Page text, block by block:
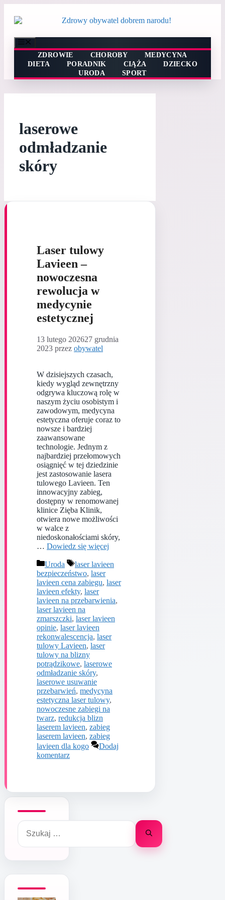
treści
ZDROWIE
CHOROBY
MEDYCYNA
DIETA
PORADNIK CIĄŻA
DZIECKO
URODA
SPORT
laserowe
odmładzanie
skóry
Laser tulowy
Lavieen –
nowoczesna
rewolucja w
medycynie
estetycznej
13 lutego 202627 grudnia
2023 przez obywatel
W dzisiejszych czasach,
kiedy wygląd zewnętrzny
odgrywa kluczową rolę w
naszym życiu osobistym i
zawodowym, medycyna
estetyczna oferuje coraz to
nowsze i bardziej
zaawansowane
technologie. Jednym z
najbardziej przełomowych
osiągnięć w tej dziedzinie
jest zastosowanie lasera
tulowego Lavieen. Ten
innowacyjny zabieg,
dostępny w renomowanej
klinice Zięba Klinik,
otwiera nowe możliwości
w walce z
niedoskonałościami skóry,
… Dowiedz się więcej
Kategorie
Uroda Tagi
laser lavieen
bezpieczeństwo, laser
lavieen cena zabiegu, laser
lavieen efekty, laser
lavieen na przebarwienia,
laser lavieen na
zmarszczki, laser lavieen
opinie, laser lavieen
rekonwalescencja, laser
tulowy Lavieen, laser
tulowy na blizny
potrądzikowe, laserowe
odmładzanie skóry,
laserowe usuwanie
przebarwień, medycyna
estetyczna laser tulowy,
nowoczesne zabiegi na
twarz, redukcja blizn
laserem lavieen, zabieg
laserem lavieen, zabieg
lavieen dla kogo
Dodaj
komentarz
Szukaj: